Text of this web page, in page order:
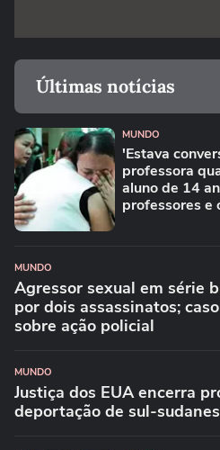
Últimas notícias
MUNDO
'Estava
professora
aluno de 14
professores e
MUNDO
Agressor sexual em série
por dois assassinatos;
sobre ação policial
MUNDO
Justiça dos EUA encerra
deportação de sul-